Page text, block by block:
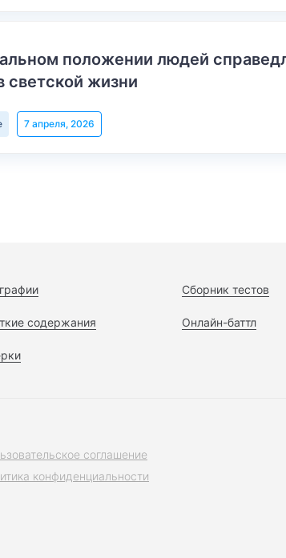
положении людей
светской жизни
7 апреля, 2026
содержания
Сборник тестов
Онлайн-баттл
соглашение
конфиденциальности